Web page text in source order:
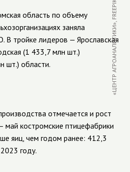
область по объему
заняла
В тройке лидеров — Ярославская
(1 433,7 млн шт.)
шт.) области.
«ЦЕНТР АГРОАНАЛИТИКИ», FREEPIK.COM
отмечается и рост
май костромские птицефабрики
яиц, чем годом ранее: 412,3
году.